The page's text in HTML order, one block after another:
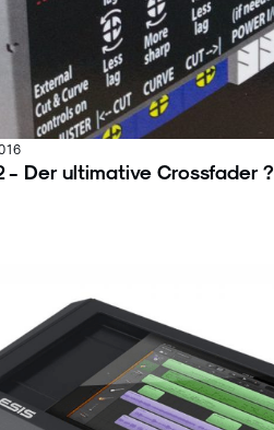
- Der ultimative Crossfader ?